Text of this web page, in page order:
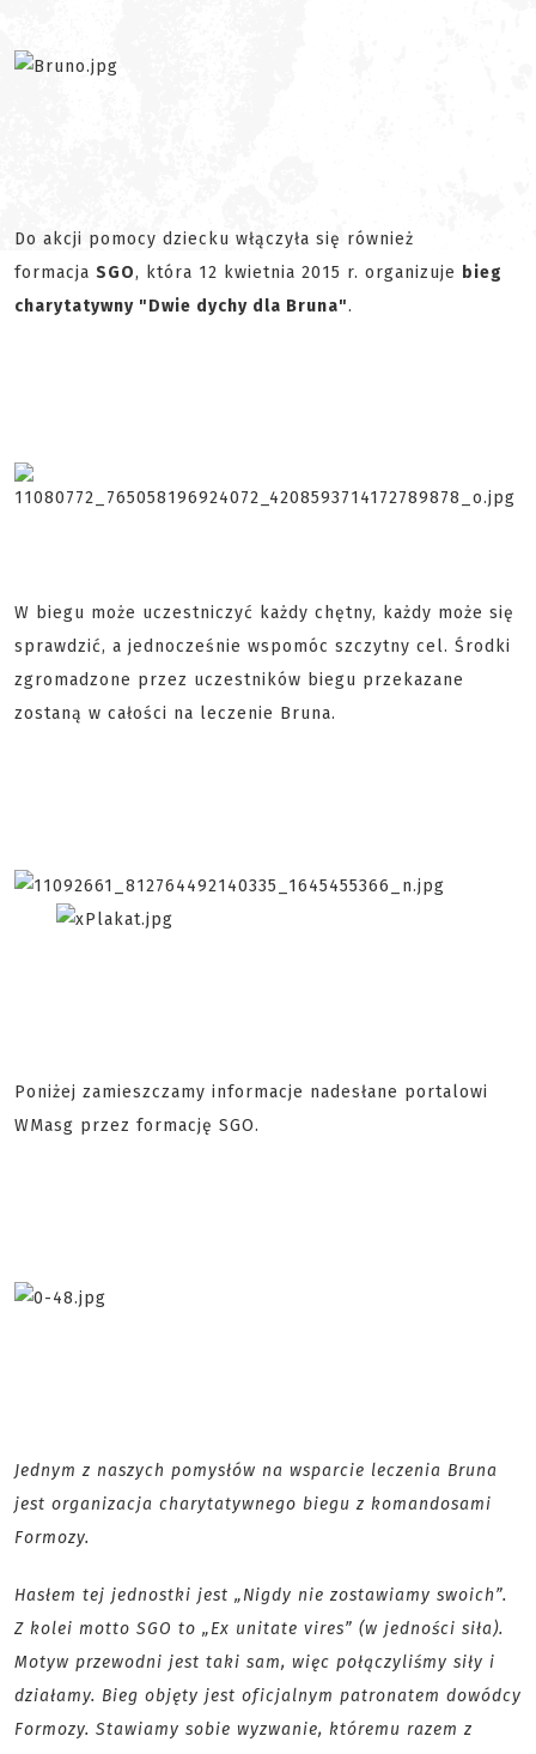
Do akcji pomocy dziecku włączyła się również
formacja SGO, która 12 kwietnia 2015 r. organizuje bieg
charytatywny "Dwie dychy dla Bruna".
W biegu może uczestniczyć każdy chętny, każdy może się
sprawdzić, a jednocześnie wspomóc szczytny cel. Środki
zgromadzone przez uczestników biegu przekazane
zostaną w całości na leczenie Bruna.
Poniżej zamieszczamy informacje nadesłane portalowi
WMasg przez formację SGO.
Jednym z naszych pomysłów na wsparcie leczenia Bruna
jest organizacja charytatywnego biegu z komandosami
Formozy.
Hasłem tej jednostki jest „Nigdy nie zostawiamy swoich”.
Z kolei motto SGO to „Ex unitate vires” (w jedności siła).
Motyw przewodni jest taki sam, więc połączyliśmy siły i
działamy. Bieg objęty jest oficjalnym patronatem dowódcy
Formozy. Stawiamy sobie wyzwanie, któremu razem z